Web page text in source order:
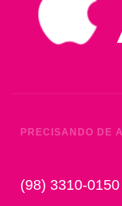
PRECISANDO DE
(98) 3310-0150